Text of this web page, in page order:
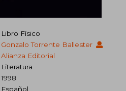
Libro Físico
Gonzalo Torrente Ballester
Alianza Editorial
Literatura
1998
Español